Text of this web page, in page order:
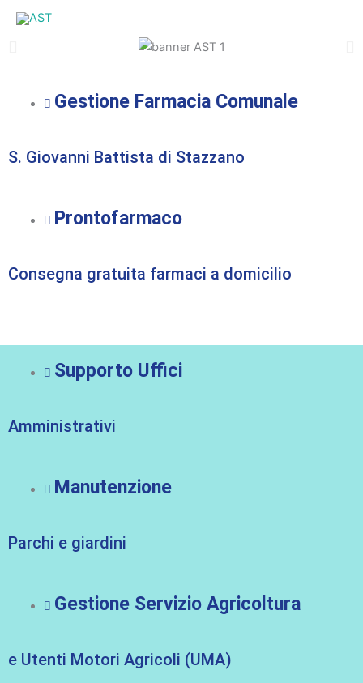
Gestione Farmacia Comunale
S. Giovanni Battista di Stazzano
Prontofarmaco
Consegna gratuita farmaci a domicilio
Supporto Uffici
Amministrativi
Manutenzione
Parchi e giardini
Gestione Servizio Agricoltura
e Utenti Motori Agricoli (UMA)